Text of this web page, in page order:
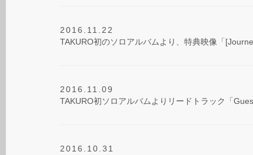
2016.11.22
TAKURO初のソロアルバムより、特典映像「
2016.11.09
TAKURO初ソロアルバムよりリードトラック「
2016.10.31